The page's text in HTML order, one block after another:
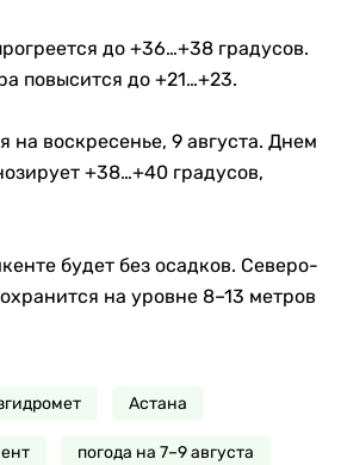
до +36…+38 градусов.
повысится до +21…+23.
на воскресенье, 9 августа. Днем
+38…+40 градусов,
будет без осадков. Северо-
на уровне 8–13 метров
Астана
погода на 7–9 августа